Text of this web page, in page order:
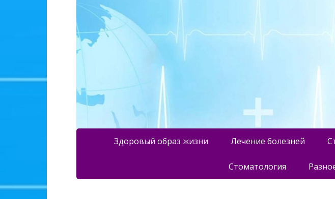
Здоровый образ жизни Лечение болезней
Стоматология